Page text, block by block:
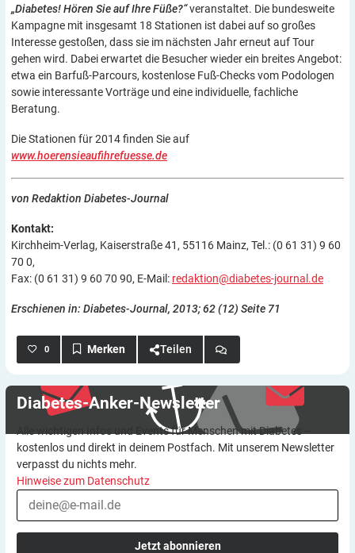
„Diabetes! Hören Sie auf Ihre Füße?“veranstaltet. Die bundesweite
Kampagne mit insgesamt 18 Stationen ist dabei auf so großes
Interesse gestoßen, dass sie im nächsten Jahr erneut auf Tour
gehen wird. Dabei erwartet die Besucher wieder ein breites Angebot:
etwa ein Barfuß-Parcours, kostenlose Fuß-Checks vom Podologen
sowie interessante Vorträge und eine individuelle, fachliche
Beratung.
Die Stationen für 2014 finden Sie auf
www.hoerensieaufihrefuesse.de
von Redaktion Diabetes-Journal
Kontakt:
Kirchheim-Verlag, Kaiserstraße 41, 55116 Mainz, Tel.: (0 61 31) 9 60
70 0,
Fax: (0 61 31) 9 60 70 90, E-Mail: redaktion@diabetes-journal.de
Erschienen in: Diabetes-Journal, 2013; 62 (12) Seite 71
0 Teilen
Diabetes-Anker-Newsletter
Alle wichtigen Infos und Events für Menschen mit Diabetes –
kostenlos und direkt in deinem Postfach. Mit unserem Newsletter
verpasst du nichts mehr.
Hinweise zum Datenschutz
Jetzt abonnieren